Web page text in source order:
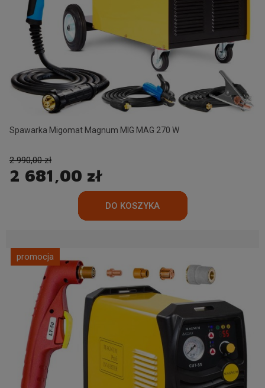
Spawarka Migomat Magnum MIG MAG 270 W
2 681,00 zł
2 990,00 zł
promocja